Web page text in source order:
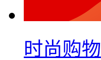
时尚购物